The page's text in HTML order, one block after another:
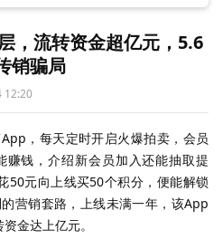
，流转资金超亿元，5.6
销骗局
12:20
，每天定时开启火爆拍卖，会员
赚钱，介绍新会员加入还能抽取提
元向上线买50个积分，便能解锁
营销套路，上线未满一年，该App
金达上亿元。